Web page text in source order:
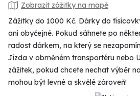
Zobrazit zážitky na mapě
Zážitky do 1000 Kč. Dárky do
ani obyčejné. Pokud sáhnete po
radost dárkem, na který se
Jízda v obrněném transportéru nebo
zážitek, pokud chcete nechat výběr
mohou být levné a skvělé zároveň!